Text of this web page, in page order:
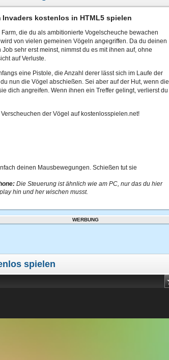
Invaders kostenlos in HTML5 spielen
Farm, die du als ambitionierte Vogelscheuche bewachen
von vielen gemeinen Vögeln angegriffen. Da du deinen
Job sehr erst meinst, nimmst du es mit ihnen auf, ohne
auf Verluste.
eine Pistole, die Anzahl derer lässt sich im Laufe der
nun die Vögel abschießen. Sei aber auf der Hut, wenn die
dich angreifen. Wenn ihnen ein Treffer gelingt, verlierst du
der Vögel auf kostenlosspielen.net!
deinen Mausbewegungen. Schießen tut sie
Die Steuerung ist ähnlich wie am PC, nur das du hier
hin und her wischen musst.
WERBUNG
spielen